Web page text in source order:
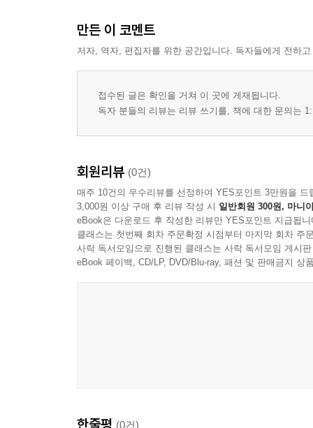
만든 이 코멘트
저자, 역자, 편집자를 위한 공간입니다. 독자들에게 전하
접수된 글은 확인을 거쳐 이 곳에 게재됩니다.
독자 분들의 리뷰는 리뷰 쓰기를, 책에 대한 문의는
회원리뷰 (0건)
매주 10건의 우수리뷰를 선정하여 YES포인트 3만원을 드
3,000원 이상 구매 후 리뷰 작성 시 일반회원 300원, 마니
eBook은 다운로드 후 작성한 리뷰만 YES포인트 지급됩니
클래스는 첫번째 회차 주문확정 시점부터 마지막 회차 주
사락 독서모임으로 진행된 클래스는 사락 독서모임 게시
eBook 페이백, CD/LP, DVD/Blu-ray, 패션 및 판매금지 상
한줄평 (0건)